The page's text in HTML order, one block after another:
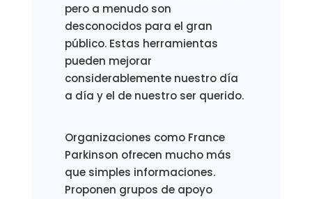
pero a menudo son
desconocidos para el gran
público. Estas herramientas
pueden mejorar
considerablemente nuestro día
a día y el de nuestro ser querido.
Organizaciones como France
Parkinson ofrecen mucho más
que simples informaciones.
Proponen grupos de apoyo